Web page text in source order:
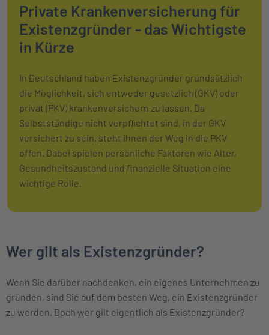
Private Krankenversicherung für
Existenzgründer - das Wichtigste
in Kürze
In Deutschland haben Existenzgründer grundsätzlich
die Möglichkeit, sich entweder gesetzlich (GKV) oder
privat (PKV) krankenversichern zu lassen. Da
Selbstständige nicht verpflichtet sind, in der GKV
versichert zu sein, steht ihnen der Weg in die PKV
offen. Dabei spielen persönliche Faktoren wie Alter,
Gesundheitszustand und finanzielle Situation eine
wichtige Rolle.
Wer gilt als Existenzgründer?
Wenn Sie darüber nachdenken, ein eigenes Unternehmen zu
gründen, sind Sie auf dem besten Weg, ein Existenzgründer
zu werden. Doch wer gilt eigentlich als Existenzgründer?